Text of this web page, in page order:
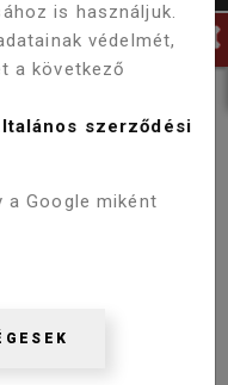
is használjuk.
védelmét,
a következő
szerződési
Google miként